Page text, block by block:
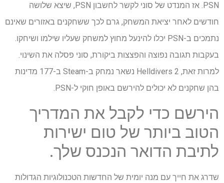
PSN. אז המנדט של סוני לקשר לחשבון PSN, שיצא שלושה
חודשים לאחר יציאת המשחק, גרם לכך ששחקנים באזורים שאינם
נתמכים ב-PSN יכלו להינעל מחוץ למשחק שעליו שילמו ושיחקו.
בעקבות תגובה נפוצה והפצצות ביקורת, סוני פסלה את השינוי.
למרות זאת, Helldivers 2 נשאר נמחק ב-Steam ב-177 מדינות
בהן שחקנים לא יכולים להירשם באופן חוקי ל-PSN.
הירשם כדי לקבל את המדריך
הטוב ביותר של טום ישירות
לתיבת הדואר הנכנס שלך.
שדרג את חייך עם מנה יומית של החדשות הטכנולוגיות הגדולות